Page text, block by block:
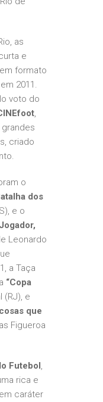
as
e
formato
2011.
voto do
criado
o
dos
e o
Leonardo
a Taça
“Copa
(RJ), e
que
Figueroa
Futebol
rica e
caráter